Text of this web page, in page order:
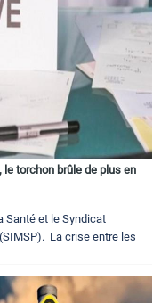
torchon brûle de plus en
Santé et le Syndicat
La crise entre les